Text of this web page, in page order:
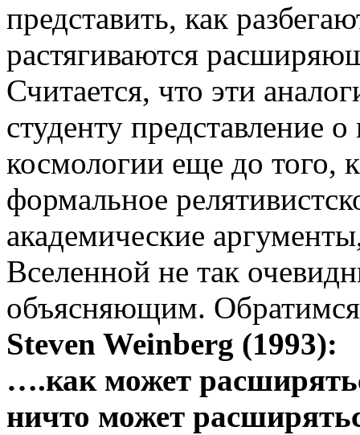
представить, как
растягиваются
Считается, что эти
студенту представление
космологии еще до того,
формальное
академические
Вселенной не так
объясняющим.
Steven Weinberg (1993):
….как может
ничто может